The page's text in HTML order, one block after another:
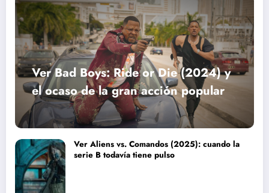
Ver Bad Boys: Ride or Die (2024) y
el ocaso de la gran acción popular
Ver Aliens vs. Comandos (2025): cuando la
serie B todavía tiene pulso